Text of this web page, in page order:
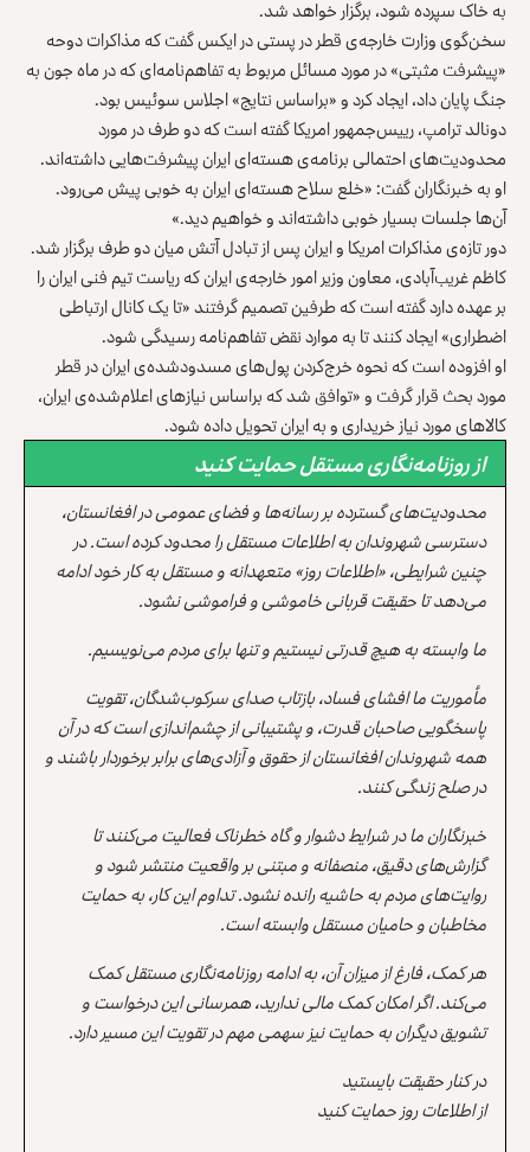
به خاک سپرده شود، برگزار خواهد شد.
سخن‌گوی وزارت خارجه‌ی قطر در پستی در ایکس گفت که مذاکرات دوحه
«پیشرفت مثبتی» در مورد مسائل مربوط به تفاهم‌نامه‌ای که در ماه جون به
جنگ پایان داد، ایجاد کرد و «براساس نتایج» اجلاس سوئیس بود.
دونالد ترامپ، رییس‌جمهور امریکا گفته است که دو طرف در مورد
محدودیت‌های احتمالی برنامه‌ی هسته‌ای ایران پیشرفت‌هایی داشته‌اند.
او به خبرنگاران گفت: «خلع سلاح هسته‌ای ایران به خوبی پیش می‌رود.
آن‌ها جلسات بسیار خوبی داشته‌اند و خواهیم دید.»
دور تازه‌ی مذاکرات امریکا و ایران پس از تبادل آتش میان دو طرف برگزار شد.
کاظم غریب‌آبادی، معاون وزیر امور خارجه‌ی ایران که ریاست تیم فنی ایران را
بر عهده دارد گفته است که طرفین تصمیم گرفتند «تا یک کانال ارتباطی
اضطراری» ایجاد کنند تا به موارد نقض تفاهم‌نامه رسیدگی شود.
او افزوده است که نحوه خرج‌کردن پول‌های مسدودشده‌ی ایران در قطر
مورد بحث قرار گرفت و «توافق شد که براساس نیازهای اعلام‌شده‌ی ایران،
کالاهای مورد نیاز خریداری و به ایران تحویل داده شود.
از روزنامه‌نگاری مستقل حمایت کنید
محدودیت‌های گسترده بر رسانه‌ها و فضای عمومی در افغانستان،
دسترسی شهروندان به اطلاعات مستقل را محدود کرده است. در
چنین شرایطی، «اطلاعات روز» متعهدانه و مستقل به کار خود ادامه
می‌دهد تا حقیقت قربانی خاموشی و فراموشی نشود.
ما وابسته به هیچ قدرتی نیستیم و تنها برای مردم می‌نویسیم.
مأموریت ما افشای فساد، بازتاب صدای سرکوب‌شدگان، تقویت
پاسخگویی صاحبان قدرت، و پشتیبانی از چشم‌اندازی است که در آن
همه شهروندان افغانستان از حقوق و آزادی‌های برابر برخوردار باشند و
در صلح زندگی کنند.
خبرنگاران ما در شرایط دشوار و گاه خطرناک فعالیت می‌کنند تا
گزارش‌های دقیق، منصفانه و مبتنی بر واقعیت منتشر شود و
روایت‌های مردم به حاشیه رانده نشود. تداوم این کار، به حمایت
مخاطبان و حامیان مستقل وابسته است.
هر کمک، فارغ از میزان آن، به ادامه روزنامه‌نگاری مستقل کمک
می‌کند. اگر امکان کمک مالی ندارید، همرسانی این درخواست و
تشویق دیگران به حمایت نیز سهمی مهم در تقویت این مسیر دارد.
در کنار حقیقت بایستید
از اطلاعات روز حمایت کنید